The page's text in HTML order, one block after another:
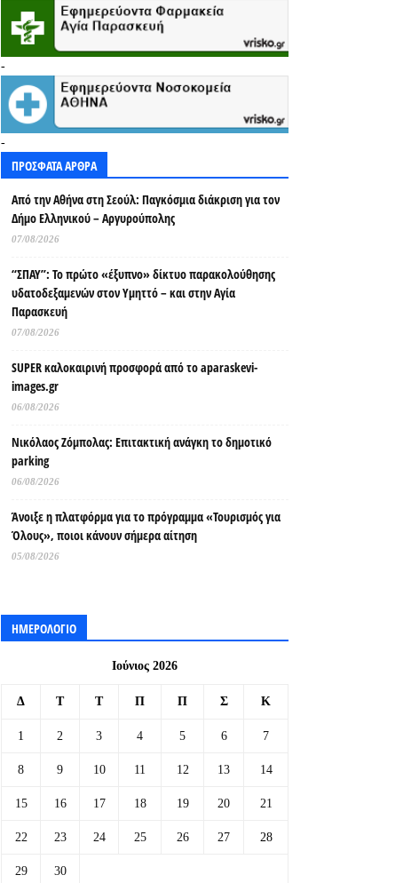
-
-
ΠΡΟΣΦΑΤΑ ΑΡΘΡΑ
Από την Αθήνα στη Σεούλ: Παγκόσμια διάκριση για τον
Δήμο Ελληνικού – Αργυρούπολης
07/08/2026
“ΣΠΑΥ”: Το πρώτο «έξυπνο» δίκτυο παρακολούθησης
υδατοδεξαμενών στον Υμηττό – και στην Αγία
Παρασκευή
07/08/2026
SUPER καλοκαιρινή προσφορά από το aparaskevi-
images.gr
06/08/2026
Νικόλαος Ζόμπολας: Επιτακτική ανάγκη το δημοτικό
parking
06/08/2026
Άνοιξε η πλατφόρμα για το πρόγραμμα «Τουρισμός για
Όλους», ποιοι κάνουν σήμερα αίτηση
05/08/2026
ΗΜΕΡΟΛΟΓΙΟ
Ιούνιος 2026
Δ Τ Τ Π Π Σ Κ
1 2 3 4 5 6 7
8 9 10 11 12 13 14
15 16 17 18 19 20 21
22 23 24 25 26 27 28
29 30